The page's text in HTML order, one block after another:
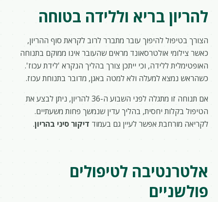
להריון בריא וללידה בטוחה
הצורך בטיפול להיפוך עובר מתברר לרוב לקראת סוף ההריון,
כאשר צילומי אולטרסאונד מראים שהעובר אינו ממוקם בתנוחה
האופטימלית ללידה, וכי ייתכן צורך בהליך הנקרא 'לידת עכוז'.
כשהראש נמצא למעלה ולא למטה באגן, מדובר בתנוחת עכוז.
אם תנוחה זו מתגלה לפני השבוע ה-36 להריון, ניתן לבצע את
הטיפול בקלות יחסית, בהליך עדין שנמשך פחות משעתיים.
לקריאה מורחבת אפשר לעיין גם בעמוד דיקור סיני בהריון.
אלטרנטיבה לטיפולים
פולשניים